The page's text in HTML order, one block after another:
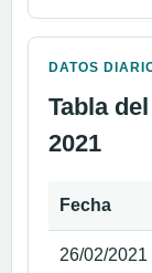
DATOS
Tabla
2021
Fecha
26/02/2021